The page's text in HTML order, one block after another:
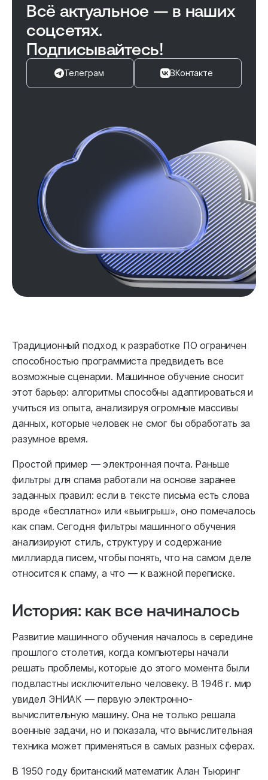
Всё актуальное — в наших
соцсетях.
Подписывайтесь!
Телеграм ВКонтакте
Традиционный подход к разработке ПО ограничен
способностью программиста предвидеть все
возможные сценарии. Машинное обучение сносит
этот барьер: алгоритмы способны адаптироваться и
учиться из опыта, анализируя огромные массивы
данных, которые человек не смог бы обработать за
разумное время.
Простой пример — электронная почта. Раньше
фильтры для спама работали на основе заранее
заданных правил: если в тексте письма есть слова
вроде «бесплатно» или «выигрыш», оно помечалось
как спам. Сегодня фильтры машинного обучения
анализируют стиль, структуру и содержание
миллиарда писем, чтобы понять, что на самом деле
относится к спаму, а что — к важной переписке.
История: как все начиналось
Развитие машинного обучения началось в середине
прошлого столетия, когда компьютеры начали
решать проблемы, которые до этого момента были
подвластны исключительно человеку. В 1946 г. мир
увидел ЭНИАК — первую электронно-
вычислительную машину. Она не только решала
военные задачи, но и показала, что вычислительная
техника может применяться в самых разных сферах.
В 1950 году британский математик Алан Тьюринг